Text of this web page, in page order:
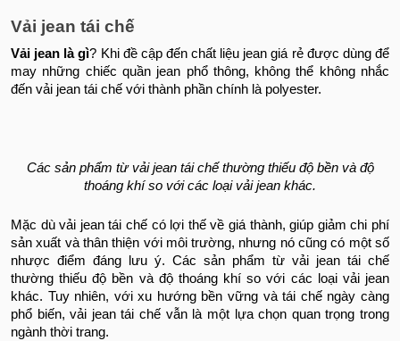
Vải jean tái chế
Vải jean là gì? Khi đề cập đến chất liệu jean giá rẻ được dùng để
may những chiếc quần jean phổ thông, không thể không nhắc
đến vải jean tái chế với thành phần chính là polyester.
Các sản phẩm từ vải jean tái chế thường thiếu độ bền và độ
thoáng khí so với các loại vải jean khác.
Mặc dù vải jean tái chế có lợi thế về giá thành, giúp giảm chi phí
sản xuất và thân thiện với môi trường, nhưng nó cũng có một số
nhược điểm đáng lưu ý. Các sản phẩm từ vải jean tái chế
thường thiếu độ bền và độ thoáng khí so với các loại vải jean
khác. Tuy nhiên, với xu hướng bền vững và tái chế ngày càng
phổ biến, vải jean tái chế vẫn là một lựa chọn quan trọng trong
ngành thời trang.